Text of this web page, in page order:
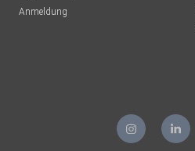
Anmeldung